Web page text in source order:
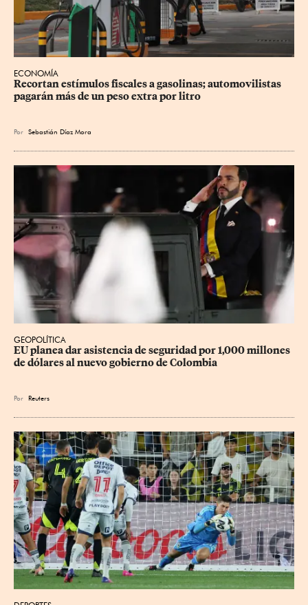
ECONOMÍA
Recortan estímulos fiscales a gasolinas; automovilistas
pagarán más de un peso extra por litro
Por Sebastián Díaz Mora
GEOPOLÍTICA
EU planea dar asistencia de seguridad por 1,000 millones
de dólares al nuevo gobierno de Colombia
Por Reuters